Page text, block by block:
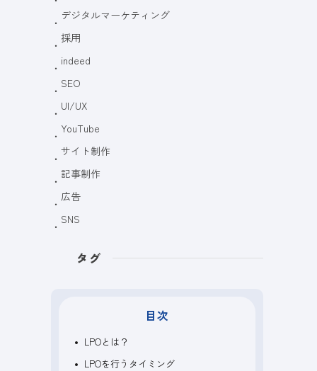
デジタルマーケティング
採用
indeed
SEO
UI/UX
YouTube
サイト制作
記事制作
広告
SNS
タグ
目次
LPOとは？
LPOを行うタイミング